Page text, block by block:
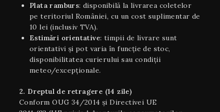
Plata ramburs: disponibilă la livrarea coletelor
pe teritoriul României, cu un cost suplimentar de
10 lei (inclusiv TVA).
Estimări orientative: timpii de livrare sunt
orientativi şi pot varia în funcție de stoc,
disponibilitatea curierului sau condiții
meteo/excepționale.
2. Dreptul de retragere (14 zile)
Conform OUG 34/2014 și Directivei UE